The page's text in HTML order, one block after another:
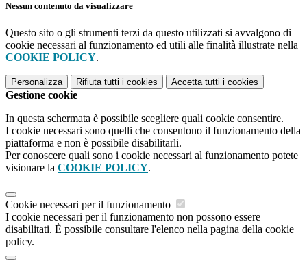
Nessun contenuto da visualizzare
Questo sito o gli strumenti terzi da questo utilizzati si avvalgono di
cookie necessari al funzionamento ed utili alle finalità illustrate nella
COOKIE POLICY.
Personalizza Rifiuta tutti i cookies Accetta tutti i cookies
Gestione cookie
In questa schermata è possibile scegliere quali cookie consentire.
I cookie necessari sono quelli che consentono il funzionamento della
piattaforma e non è possibile disabilitarli.
Per conoscere quali sono i cookie necessari al funzionamento potete
visionare la COOKIE POLICY.
Cookie necessari per il funzionamento
I cookie necessari per il funzionamento non possono essere
disabilitati. È possibile consultare l'elenco nella pagina della cookie
policy.